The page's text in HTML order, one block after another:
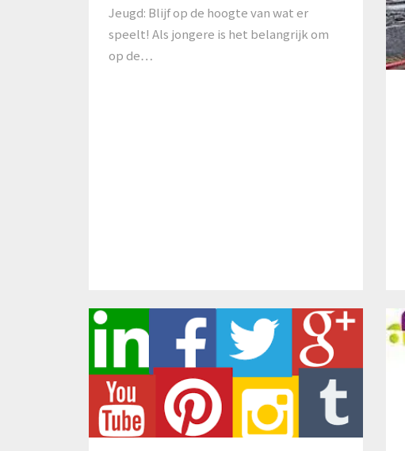
Jeugd: Blijf op de hoogte van wat er
speelt! Als jongere is het belangrijk om
op de…